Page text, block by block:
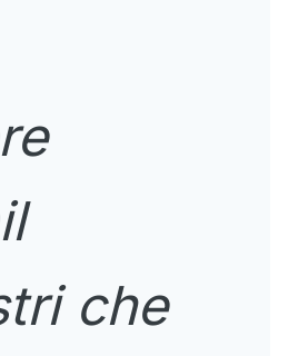
che